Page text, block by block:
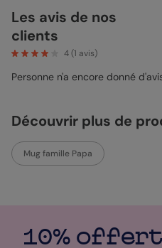
pause-café, il devient un objet
précieux souvenirs familiaux. La
permet de créer un message
à créer, libre de le faire.
Les avis de nos
clients
4(1 avis)
Personne n'a encore donné
Découvrir plus de
Mug famille Papa
10%